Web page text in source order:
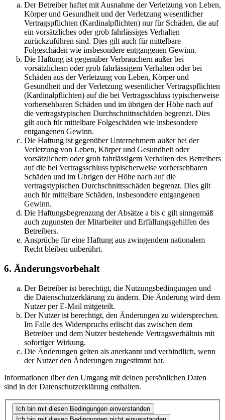
Der Betreiber haftet mit Ausnahme der Verletzung von Leben,
Körper und Gesundheit und der Verletzung wesentlicher
Vertragspflichten (Kardinalpflichten) nur für Schäden, die auf
ein vorsätzliches oder grob fahrlässiges Verhalten
zurückzuführen sind. Dies gilt auch für mittelbare
Folgeschäden wie insbesondere entgangenen Gewinn.
Die Haftung ist gegenüber Verbrauchern außer bei
vorsätzlichem oder grob fahrlässigem Verhalten oder bei
Schäden aus der Verletzung von Leben, Körper und
Gesundheit und der Verletzung wesentlicher Vertragspflichten
(Kardinalpflichten) auf die bei Vertragsschluss typischerweise
vorhersehbaren Schäden und im übrigen der Höhe nach auf
die vertragstypischen Durchschnittsschäden begrenzt. Dies
gilt auch für mittelbare Folgeschäden wie insbesondere
entgangenen Gewinn.
Die Haftung ist gegenüber Unternehmern außer bei der
Verletzung von Leben, Körper und Gesundheit oder
vorsätzlichem oder grob fahrlässigem Verhalten des Betreibers
auf die bei Vertragsschluss typischerweise vorhersehbaren
Schäden und im Übrigen der Höhe nach auf die
vertragstypischen Durchschnittsschäden begrenzt. Dies gilt
auch für mittelbare Schäden, insbesondere entgangenen
Gewinn.
Die Haftungsbegrenzung der Absätze a bis c gilt sinngemäß
auch zugunsten der Mitarbeiter und Erfüllungsgehilfen des
Betreibers.
Ansprüche für eine Haftung aus zwingendem nationalem
Recht bleiben unberührt.
6. Änderungsvorbehalt
Der Betreiber ist berechtigt, die Nutzungsbedingungen und
die Datenschutzerklärung zu ändern. Die Änderung wird dem
Nutzer per E-Mail mitgeteilt.
Der Nutzer ist berechtigt, den Änderungen zu widersprechen.
Im Falle des Widerspruchs erlischt das zwischen dem
Betreiber und dem Nutzer bestehende Vertragsverhältnis mit
sofortiger Wirkung.
Die Änderungen gelten als anerkannt und verbindlich, wenn
der Nutzer den Änderungen zugestimmt hat.
Informationen über den Umgang mit deinen persönlichen Daten
sind in der Datenschutzerklärung enthalten.